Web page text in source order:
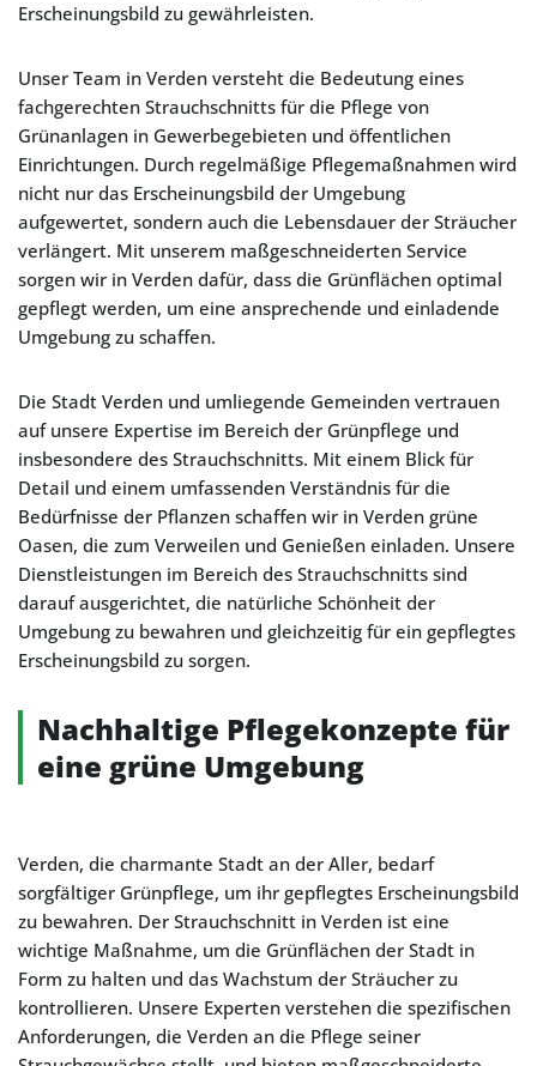
Erscheinungsbild zu gewährleisten.
Unser Team in Verden versteht die Bedeutung eines
fachgerechten Strauchschnitts für die Pflege von
Grünanlagen in Gewerbegebieten und öffentlichen
Einrichtungen. Durch regelmäßige Pflegemaßnahmen wird
nicht nur das Erscheinungsbild der Umgebung
aufgewertet, sondern auch die Lebensdauer der Sträucher
verlängert. Mit unserem maßgeschneiderten Service
sorgen wir in Verden dafür, dass die Grünflächen optimal
gepflegt werden, um eine ansprechende und einladende
Umgebung zu schaffen.
Die Stadt Verden und umliegende Gemeinden vertrauen
auf unsere Expertise im Bereich der Grünpflege und
insbesondere des Strauchschnitts. Mit einem Blick für
Detail und einem umfassenden Verständnis für die
Bedürfnisse der Pflanzen schaffen wir in Verden grüne
Oasen, die zum Verweilen und Genießen einladen. Unsere
Dienstleistungen im Bereich des Strauchschnitts sind
darauf ausgerichtet, die natürliche Schönheit der
Umgebung zu bewahren und gleichzeitig für ein gepflegtes
Erscheinungsbild zu sorgen.
Nachhaltige Pflegekonzepte für
eine grüne Umgebung
Verden, die charmante Stadt an der Aller, bedarf
sorgfältiger Grünpflege, um ihr gepflegtes Erscheinungsbild
zu bewahren. Der Strauchschnitt in Verden ist eine
wichtige Maßnahme, um die Grünflächen der Stadt in
Form zu halten und das Wachstum der Sträucher zu
kontrollieren. Unsere Experten verstehen die spezifischen
Anforderungen, die Verden an die Pflege seiner